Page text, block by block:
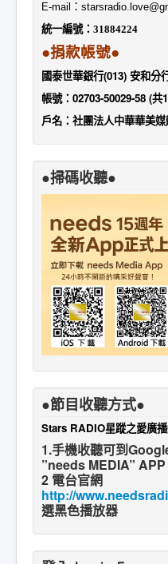
E-mail ：
統一編號： 31884224
●捐款帳號●
國泰世華銀行(013) 安和分
帳號：02703-50029-58 (共
戶名：社團法人中華華美
●掃碼收聽●
●節目收聽方式●
Stars RADIO星蹤之愛廣
1.手機收聽可到
”needs MEDIA” APP
2 電台官網
http://
選黑色播放器